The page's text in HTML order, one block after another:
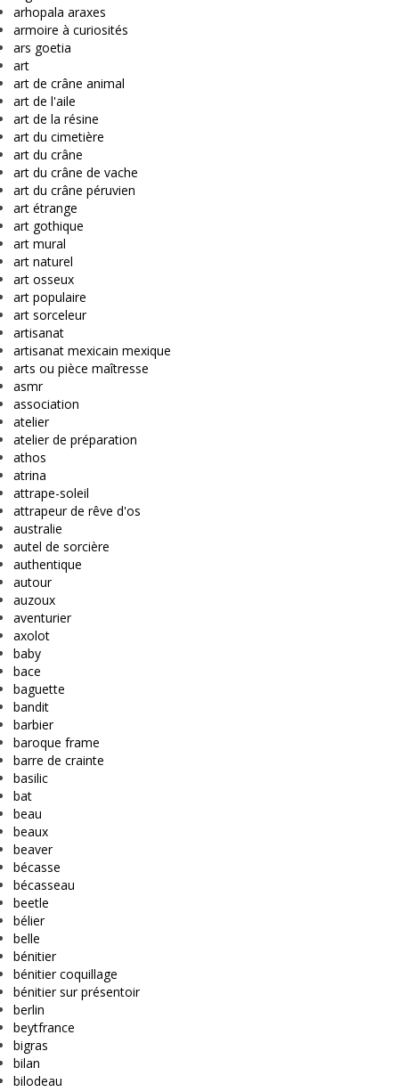
arhopala araxes
armoire à curiosités
ars goetia
art
art de crâne animal
art de l'aile
art de la résine
art du cimetière
art du crâne
art du crâne de vache
art du crâne péruvien
art étrange
art gothique
art mural
art naturel
art osseux
art populaire
art sorceleur
artisanat
artisanat mexicain mexique
arts ou pièce maîtresse
asmr
association
atelier
atelier de préparation
athos
atrina
attrape-soleil
attrapeur de rêve d'os
australie
autel de sorcière
authentique
autour
auzoux
aventurier
axolot
baby
bace
baguette
bandit
barbier
baroque frame
barre de crainte
basilic
bat
beau
beaux
beaver
bécasse
bécasseau
beetle
bélier
belle
bénitier
bénitier coquillage
bénitier sur présentoir
berlin
beytfrance
bigras
bilan
bilodeau